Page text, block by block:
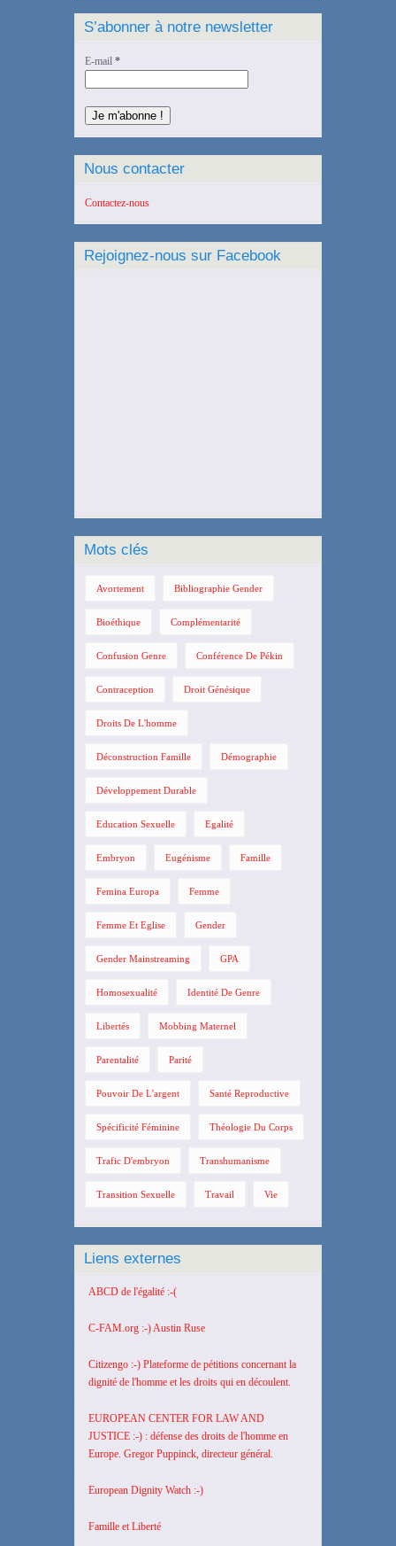
S’abonner à notre newsletter
E-mail *
Nous contacter
Contactez-nous
Rejoignez-nous sur Facebook
Mots clés
Avortement Bibliographie Gender
Bioéthique Complémentarité
Confusion Genre Conférence De Pékin
Contraception Droit Génésique
Droits De L'homme
Déconstruction Famille Démographie
Développement Durable
Education Sexuelle Egalité
Embryon Eugénisme Famille
Femina Europa Femme
Femme Et Eglise Gender
Gender Mainstreaming GPA
Homosexualité Identité De Genre
Libertés Mobbing Maternel
Parentalité Parité
Pouvoir De L'argent Santé Reproductive
Spécificité Féminine Théologie Du Corps
Trafic D'embryon Transhumanisme
Transition Sexuelle Travail Vie
Liens externes
ABCD de l'égalité :-(
C-FAM.org :-) Austin Ruse
Citizengo :-) Plateforme de pétitions concernant la
dignité de l'homme et les droits qui en découlent.
EUROPEAN CENTER FOR LAW AND
JUSTICE :-) : défense des droits de l'homme en
Europe. Gregor Puppinck, directeur général.
European Dignity Watch :-)
Famille et Liberté